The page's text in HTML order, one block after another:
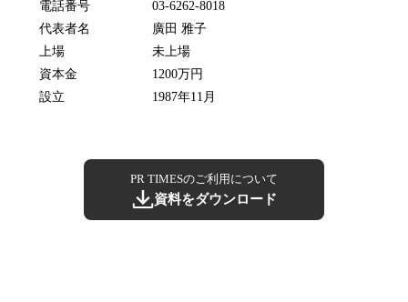
電話番号
03-6262-8018
代表者名
廣田 雅子
上場
未上場
資本金
1200万円
設立
1987年11月
PR TIMESのご利用について
資料をダウンロード